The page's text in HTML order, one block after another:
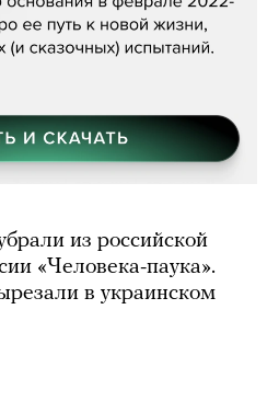
из российской
«Человека-паука».
в украинском